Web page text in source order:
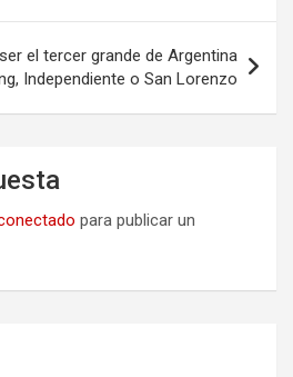
el tercer grande de Argentina
Independiente o San Lorenzo
para publicar un